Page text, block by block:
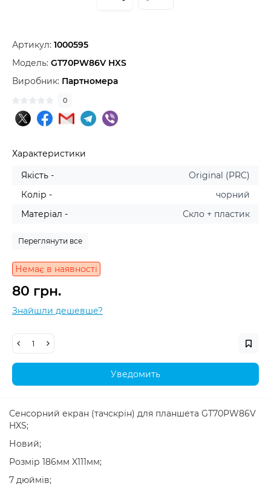
Артикул: 1000595
Модель: GT70PW86V HXS
Виробник: Партномера
0
Характеристики
Якість -
Original (PRC)
Колір -
чорний
Матеріал -
Скло + пластик
Переглянути все
Немає в наявності
80 грн.
Знайшли дешевше?
Уведомить
Сенсорний екран (тачскрін) для планшета GT70PW86V
HXS;
Новий;
Розмір 186мм X111мм;
7 дюймів;